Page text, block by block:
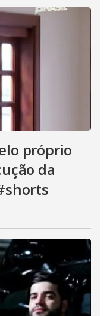
próprio
da